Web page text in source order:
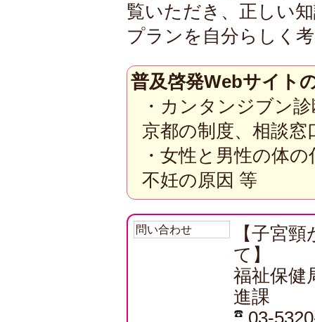
覧いただき、正しい
プランを自分らしく
普及啓発Webサイト
・カンタンジブン
京都の制度、相談窓
・女性と男性の体
不妊の原因 等
問い合わせ
【子宮
て】
福祉保健
進課
03-